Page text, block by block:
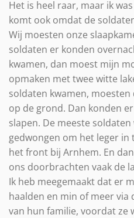
Het is heel raar, maar ik
komt ook omdat de
Wij moesten onze
soldaten er konden
kwamen, dan moest mijn
opmaken met twee witte
soldaten kwamen,
op de grond. Dan konden
slapen. De meeste
gedwongen om het leger in
het front bij Arnhem. En
ons doorbrachten vaak de
Ik heb meegemaakt dat er
haalden en min of meer via
van hun familie, voordat ze